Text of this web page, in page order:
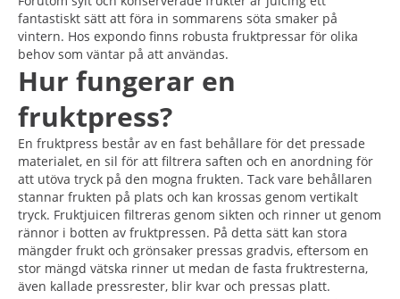
fantastiskt sätt att föra in sommarens söta smaker på
vintern. Hos expondo finns robusta fruktpressar för olika
behov som väntar på att användas.
Hur fungerar en
fruktpress?
En fruktpress består av en fast behållare för det pressade
materialet, en sil för att filtrera saften och en anordning för
att utöva tryck på den mogna frukten. Tack vare behållaren
stannar frukten på plats och kan krossas genom vertikalt
tryck. Fruktjuicen filtreras genom sikten och rinner ut genom
rännor i botten av fruktpressen. På detta sätt kan stora
mängder frukt och grönsaker pressas gradvis, eftersom en
stor mängd vätska rinner ut medan de fasta fruktresterna,
även kallade pressrester, blir kvar och pressas platt.